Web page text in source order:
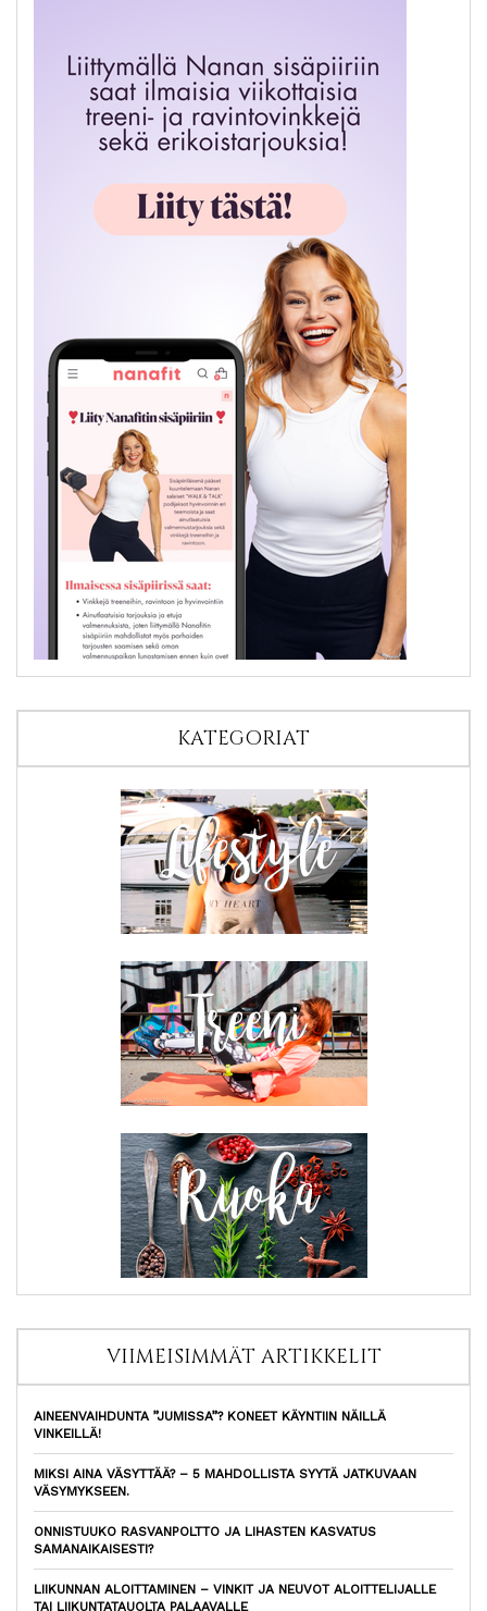
KATEGORIAT
VIIMEISIMMÄT ARTIKKELIT
AINEENVAIHDUNTA ”JUMISSA”? KONEET KÄYNTIIN NÄILLÄ
VINKEILLÄ!
MIKSI AINA VÄSYTTÄÄ? – 5 MAHDOLLISTA SYYTÄ JATKUVAAN
VÄSYMYKSEEN.
ONNISTUUKO RASVANPOLTTO JA LIHASTEN KASVATUS
SAMANAIKAISESTI?
LIIKUNNAN ALOITTAMINEN – VINKIT JA NEUVOT ALOITTELIJALLE
TAI LIIKUNTATAUOLTA PALAAVALLE